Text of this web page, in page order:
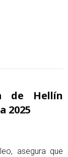
de Hellín
2025
asegura que